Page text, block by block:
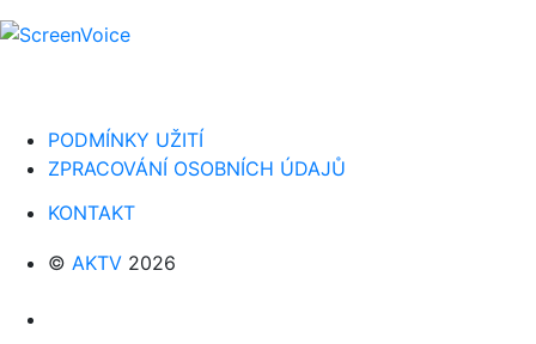
PODMÍNKY UŽITÍ
ZPRACOVÁNÍ OSOBNÍCH ÚDAJŮ
KONTAKT
© AKTV 2026